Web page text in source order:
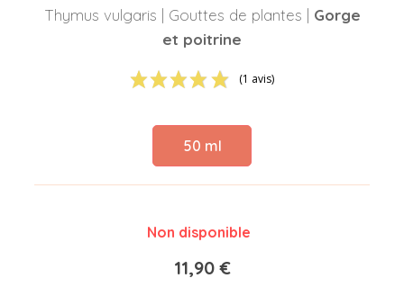
Thymus vulgaris | Gouttes de plantes | Gorge
et poitrine
(1 avis)
50 ml
Non disponible
11,90 €